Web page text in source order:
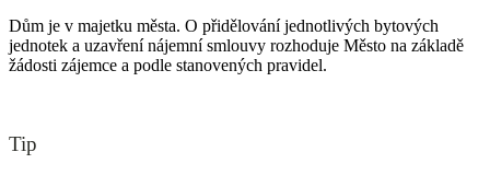
Dům je v majetku města. O přidělování jednotlivých bytových
jednotek a uzavření nájemní smlouvy rozhoduje Město na základě
žádosti zájemce a podle stanovených pravidel.
Tip